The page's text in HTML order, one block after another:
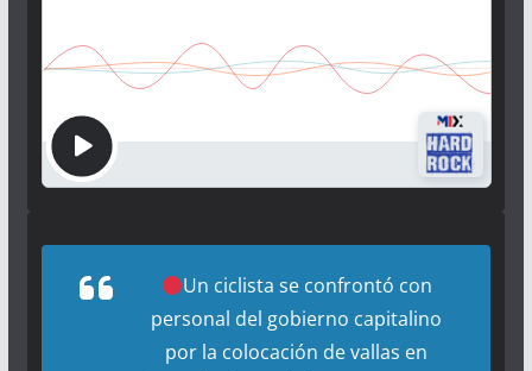
Un ciclista se confrontó con
personal del gobierno capitalino
por la colocación de vallas en